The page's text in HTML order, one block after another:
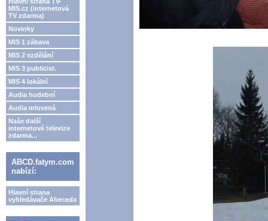
MIS.cz (internetová
TV zdarma)
Novinky
MIS 1 zábava
MIS 2 vzdělání
MIS 3 publicist.
MIS 4 lokální
Audia hudební
Audia mluvená
Naše další
internetové televize
zdarma...
ABCD.fatym.com
nabízí:
Hlavní strana
vyhledávače Abeceda